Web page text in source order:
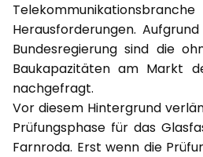
Herausforderungen.
Bundesregierung sind die
Baukapazitäten am Markt
nachgefragt.
Vor diesem Hintergrund
Prüfungsphase für das
Farnroda. Erst wenn die